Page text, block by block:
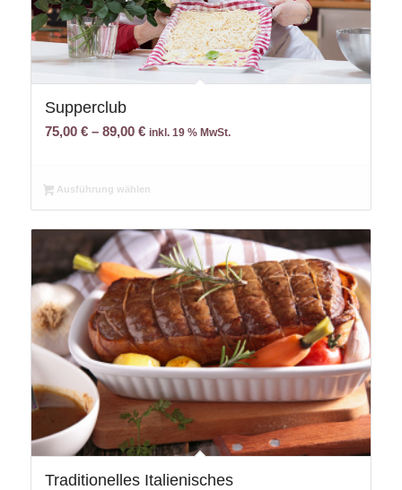
Supperclub
75,00 €– 89,00 € inkl. 19 % MwSt.
Ausführung wählen
Traditionelles Italienisches